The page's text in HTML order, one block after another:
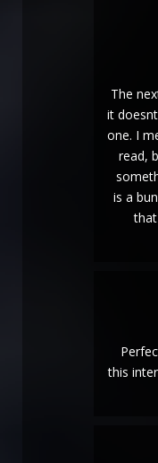
The
it
one. I
read,
is a
this